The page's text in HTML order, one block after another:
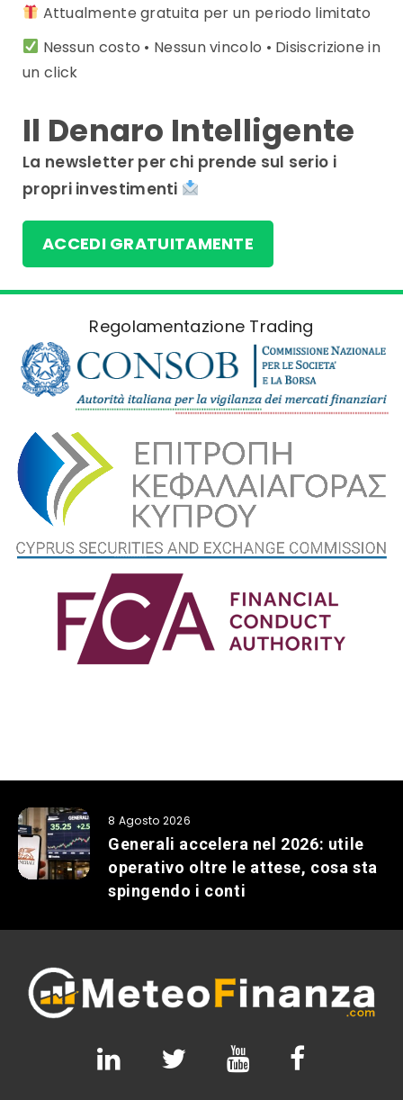
Attualmente gratuita per un periodo limitato
Nessun costo • Nessun vincolo • Disiscrizione in
un click
Il Denaro Intelligente
La newsletter per chi prende sul serio i
propri investimenti
ACCEDI GRATUITAMENTE
Regolamentazione Trading
8 Agosto 2026
Generali accelera nel 2026: utile
operativo oltre le attese, cosa sta
spingendo i conti